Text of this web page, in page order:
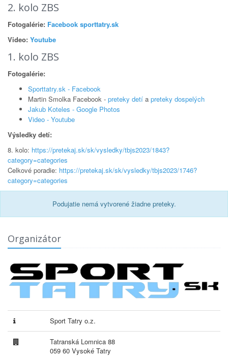
2. kolo ZBS
Fotogalérie: Facebook sporttatry.sk
Video: Youtube
1. kolo ZBS
Fotogalérie:
Sporttatry.sk - Facebook
Martin Smolka Facebook - preteky detí a preteky dospelých
Jakub Koteles - Google Photos
Video - Youtube
Výsledky detí:
8. kolo: https://pretekaj.sk/sk/vysledky/tbjs2023/1843?
category=categories
Celkové poradie: https://pretekaj.sk/sk/vysledky/tbjs2023/1746?
category=categories
Podujatie nemá vytvorené žiadne preteky.
Organizátor
Sport Tatry o.z.
Tatranská Lomnica 88
059 60 Vysoké Tatry